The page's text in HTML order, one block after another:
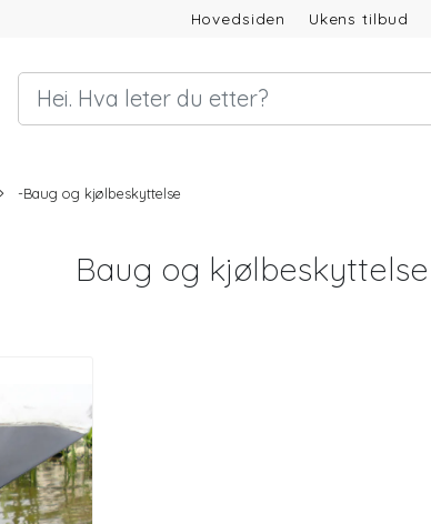
Hovedsiden Ukens tilbud
-Baug og kjølbeskyttelse
Baug og kjølbeskyttelse